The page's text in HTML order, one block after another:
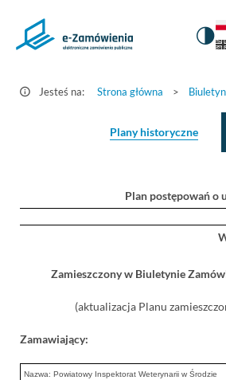
Szczegóły
e-
Jesteś na: Strona główna >
Plany historyczne
Plan postępowań o
Zamieszczony w Biuletynie
(aktualizacja Planu
Zamawiający:
Nazwa: Powiatowy Inspektorat Weterynarii w Środzie